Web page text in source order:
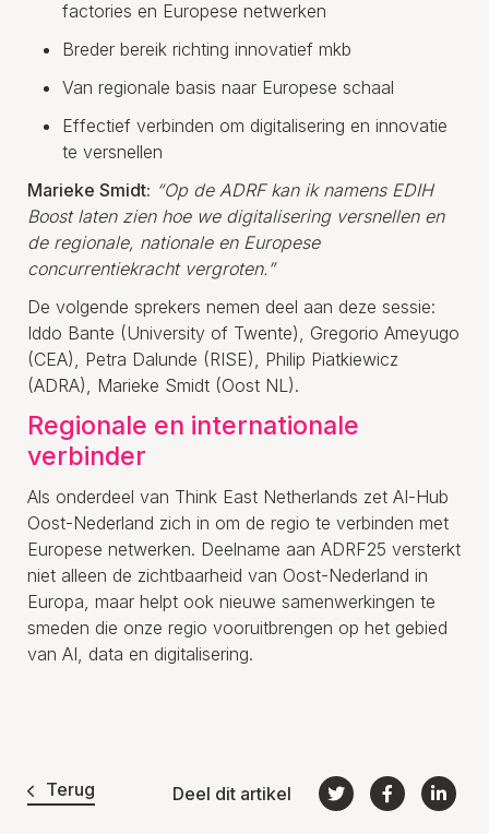
factories en Europese netwerken
Breder bereik richting innovatief mkb
Van regionale basis naar Europese schaal
Effectief verbinden om digitalisering en innovatie
te versnellen
Marieke Smidt: “Op de ADRF kan ik namens EDIH
Boost laten zien hoe we digitalisering versnellen en
de regionale, nationale en Europese
concurrentiekracht vergroten.”
De volgende sprekers nemen deel aan deze sessie:
Iddo Bante (University of Twente), Gregorio Ameyugo
(CEA), Petra Dalunde (RISE), Philip Piatkiewicz
(ADRA), Marieke Smidt (Oost NL).
Regionale en internationale
verbinder
Als onderdeel van Think East Netherlands zet AI-Hub
Oost-Nederland zich in om de regio te verbinden met
Europese netwerken. Deelname aan ADRF25 versterkt
niet alleen de zichtbaarheid van Oost-Nederland in
Europa, maar helpt ook nieuwe samenwerkingen te
smeden die onze regio vooruitbrengen op het gebied
van AI, data en digitalisering.
Terug Deel dit artikel